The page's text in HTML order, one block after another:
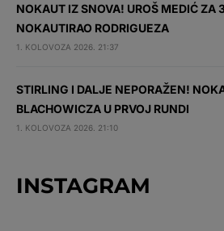
NOKAUT IZ SNOVA! UROŠ MEDIĆ ZA
NOKAUTIRAO RODRIGUEZA
1. KOLOVOZA 2026. 21:37
STIRLING I DALJE NEPORAŽEN!
BLACHOWICZA U PRVOJ RUNDI
1. KOLOVOZA 2026. 21:10
INSTAGRAM